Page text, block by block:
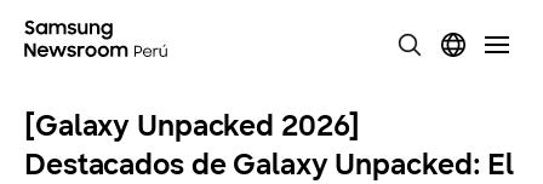
[Galaxy Unpacked 2026]
Destacados de Galaxy Unpacked: El